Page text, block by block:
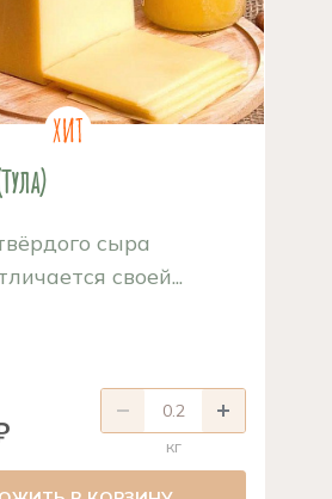
сыра
своей...
кг